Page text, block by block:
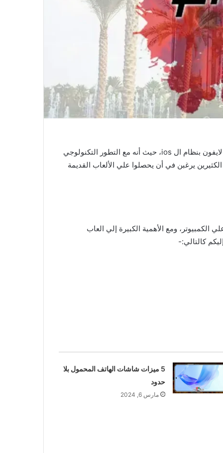
هناك الكثير من العاب الكمبيوتر القديمة التي أصبح متاح أن يقوم المستخدم بتحميلها علي الهواتف التي تعمل بنظام الاندرويد أو الايفون بنظام ال ios، حيث أنه مع التطور التكنولوجي
يرغبن في أن يحصلوا علي الألعاب القديمة
الكمبيوتر، ومع الأهمية الكبيرة إلي العاب
كالتالي:-
5 ميزات شاشات الهاتف المحمول بلا
حدود
مارس 6, 2024